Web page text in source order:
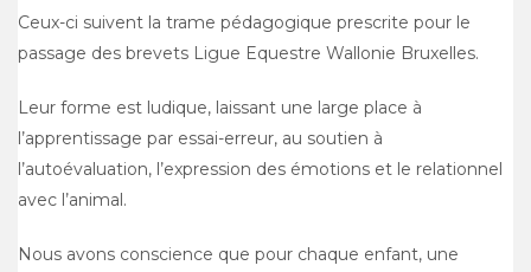
Ceux-ci suivent la trame pédagogique prescrite pour le
passage des brevets Ligue Equestre Wallonie Bruxelles.
Leur forme est ludique, laissant une large place à
l’apprentissage par essai-erreur, au soutien à
l’autoévaluation, l’expression des émotions et le relationnel
avec l’animal.
Nous avons conscience que pour chaque enfant, une